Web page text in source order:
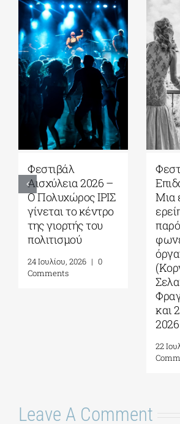
Φεστιβάλ Αθηνών
Επιδαύρου| Η
φωνή των
“Τρωάδων”
αντήχησε στο
αρχαίο θέατρο|
Λιάκος
O
στη
27